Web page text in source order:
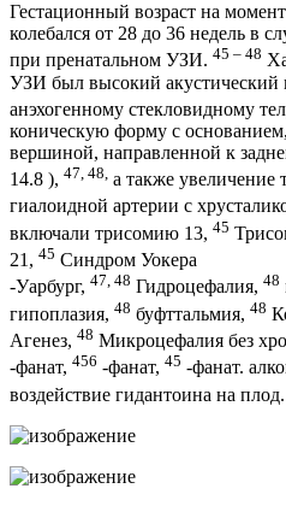
Гестационный возраст на
колебался от 28 до 36 недель в
при пренатальном УЗИ. 45 – 48
УЗИ был высокий акустический
анэхогенному стекловидному
коническую форму с
вершиной, направленной к
14.8 ), 47, 48, а также
гиалоидной артерии с
включали трисомию 13, 45
21, 45 Синдром Уокера
-Уарбург, 47, 48 Гидроцефалия, 48
гипоплазия, 48 буфттальмия, 48
Агенез, 48 Микроцефалия без
-фанат, 456 -фанат, 45 -фанат.
воздействие гидантоина на плод.